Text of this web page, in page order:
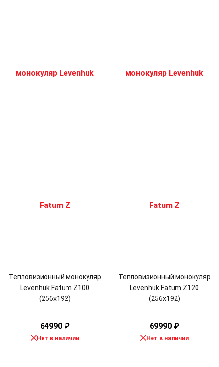
Тепловизионный монокуляр
Levenhuk Fatum Z100
(256х192)
64990 ₽
Нет в наличии
Тепловизионный монокуляр
Levenhuk Fatum Z120
(256х192)
69990 ₽
Нет в наличии